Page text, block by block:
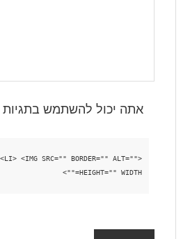
אתה יכול להשתמש בתגיות
HEIGHT="" WIDTH="">